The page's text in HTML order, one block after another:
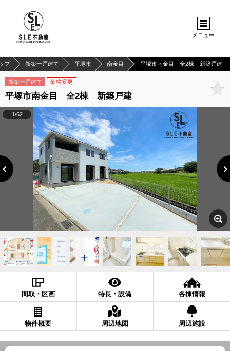
メニュー
プ 新築一戸建て 平塚市 南金目 平塚市南金目 全2棟 新築戸建
新築一戸建て 価格変更
平塚市南金目 全2棟 新築戸建
1/62
間取・区画 特長・設備 各棟情報
物件概要 周辺地図 周辺施設